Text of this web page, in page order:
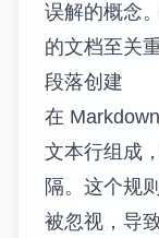
误解的概念
的文档至关重
段落创建
在
文本行组成
隔。这个规
被忽视，导